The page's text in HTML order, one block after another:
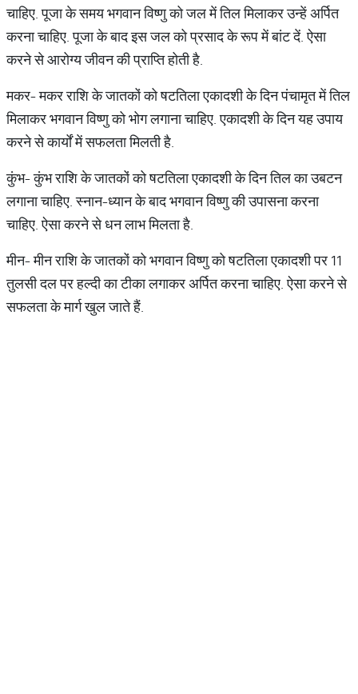
चाहिए. पूजा के समय भगवान विष्णु को जल में तिल मिलाकर उन्हें अर्पित
करना चाहिए. पूजा के बाद इस जल को प्रसाद के रूप में बांट दें. ऐसा
करने से आरोग्य जीवन की प्राप्ति होती है.
मकर- मकर राशि के जातकों को षटतिला एकादशी के दिन पंचामृत में तिल
मिलाकर भगवान विष्णु को भोग लगाना चाहिए. एकादशी के दिन यह उपाय
करने से कार्यों में सफलता मिलती है.
कुंभ- कुंभ राशि के जातकों को षटतिला एकादशी के दिन तिल का उबटन
लगाना चाहिए. स्नान-ध्यान के बाद भगवान विष्णु की उपासना करना
चाहिए. ऐसा करने से धन लाभ मिलता है.
मीन- मीन राशि के जातकों को भगवान विष्णु को षटतिला एकादशी पर 11
तुलसी दल पर हल्दी का टीका लगाकर अर्पित करना चाहिए. ऐसा करने से
सफलता के मार्ग खुल जाते हैं.